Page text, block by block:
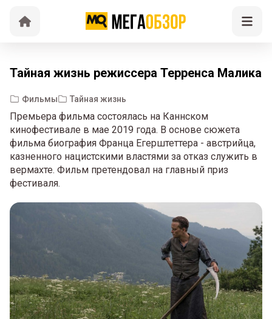
Тайная жизнь режиссера Терренса Малика
Фильмы Тайная жизнь
Премьера фильма состоялась на Каннском
кинофестивале в мае 2019 года. В основе сюжета
фильма биография Франца Егерштеттера - австрийца,
казненного нацистскими властями за отказ служить в
вермахте. Фильм претендовал на главный приз
фестиваля.